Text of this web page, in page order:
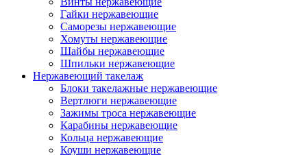
Гайки нержавеющие
Саморезы нержавеющие
Хомуты нержавеющие
Шайбы нержавеющие
Шпильки нержавеющие
Нержавеющий такелаж
Блоки такелажные нержавеющие
Вертлюги нержавеющие
Зажимы троса нержавеющие
Карабины нержавеющие
Кольца нержавеющие
Коуши нержавеющие